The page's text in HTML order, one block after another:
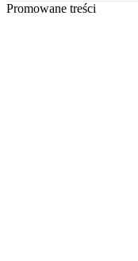
Promowane treści